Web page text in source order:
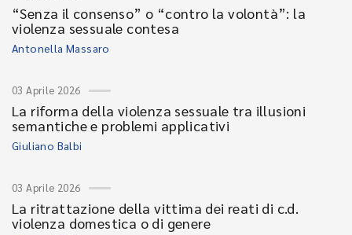
“Senza il consenso” o “contro la volontà”: la
violenza sessuale contesa
Antonella Massaro
03 Aprile 2026
La riforma della violenza sessuale tra illusioni
semantiche e problemi applicativi
Giuliano Balbi
03 Aprile 2026
La ritrattazione della vittima dei reati di c.d.
violenza domestica o di genere